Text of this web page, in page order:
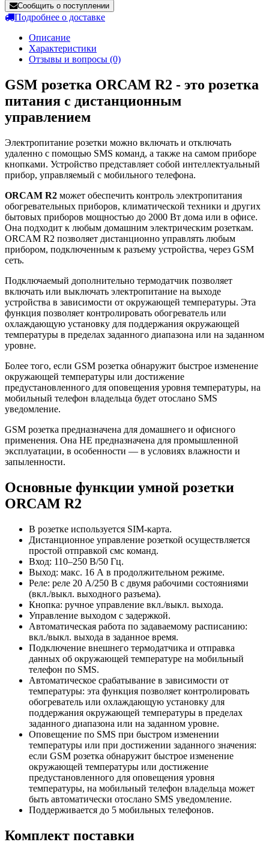
Сообщить о поступлении
Подробнее о доставке
Описание
Характеристики
Отзывы и вопросы (0)
GSM розетка ORCAM R2 - это розетка
питания с дистанционным
управлением
Электропитание розетки можно включать и отключать
удаленно с помощью SMS команд, а также на самом приборе
кнопками. Устройство представляет собой интеллектуальный
прибор, управляемый с мобильного телефона.
ORCAM R2 может обеспечить контроль электропитания
обогревательных приборов, климатической техники и других
бытовых приборов мощностью до 2000 Вт дома или в офисе.
Она подходит к любым домашним электрическим розеткам.
ORCAM R2 позволяет дистанционно управлять любым
прибором, подключенным к разъему устройства, через GSM
сеть.
Подключаемый дополнительно термодатчик позволяет
включать или выключать электропитание на выходе
устройства в зависимости от окружающей температуры. Эта
функция позволяет контролировать обогреватель или
охлаждающую установку для поддержания окружающей
температуры в пределах заданного диапазона или на заданном
уровне.
Более того, если GSM розетка обнаружит быстрое изменение
окружающей температуры или достижение
предустановленного для оповещения уровня температуры, на
мобильный телефон владельца будет отослано SMS
уведомление.
GSM розетка предназначена для домашнего и офисного
применения. Она НЕ предназначена для промышленной
эксплуатации, в особенности — в условиях влажности и
запыленности.
Основные функции умной розетки
ORCAM R2
В розетке используется SIM-карта.
Дистанционное управление розеткой осуществляется
простой отправкой смс команд.
Вход: 110–250 В/50 Гц.
Выход: макс. 16 А в продолжительном режиме.
Реле: реле 20 А/250 В с двумя рабочими состояниями
(вкл./выкл. выходного разъема).
Кнопка: ручное управление вкл./выкл. выхода.
Управление выходом с задержкой.
Автоматическая работа по задаваемому расписанию:
вкл./выкл. выхода в заданное время.
Подключение внешнего термодатчика и отправка
данных об окружающей температуре на мобильный
телефон по SMS.
Автоматическое срабатывание в зависимости от
температуры: эта функция позволяет контролировать
обогреватель или охлаждающую установку для
поддержания окружающей температуры в пределах
заданного диапазона или на заданном уровне.
Оповещение по SMS при быстром изменении
температуры или при достижении заданного значения:
если GSM розетка обнаружит быстрое изменение
окружающей температуры или достижение
предустановленного для оповещения уровня
температуры, на мобильный телефон владельца может
быть автоматически отослано SMS уведомление.
Поддерживается до 5 мобильных телефонов.
Комплект поставки